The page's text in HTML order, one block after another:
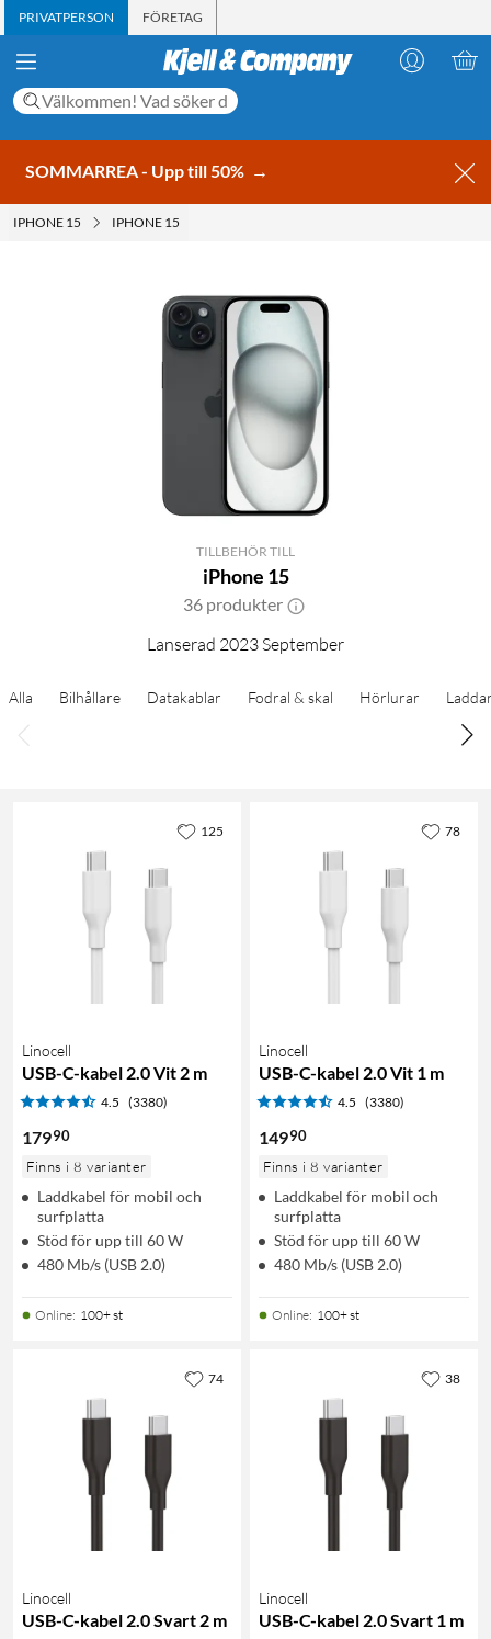
PRIVATPERSON FÖRETAG
SOMMARREA - Upp till 50% →
IPHONE 15 IPHONE 15
TILLBEHÖR TILL
iPhone 15
36 produkter
Lanserad 2023 September
Alla Bilhållare Datakablar Fodral & skal Hörlurar
Linocell
USB-C-kabel 2.0 Vit 2 m
4.5 (3380)
17990
Finns i 8 varianter
Laddkabel för mobil och
surfplatta
Stöd för upp till 60 W
480 Mb/s (USB 2.0)
Online: 100+ st
125
Linocell
USB-C-kabel 2.0 Vit 1 m
4.5 (3380)
14990
Finns i 8 varianter
Laddkabel för mobil och
surfplatta
Stöd för upp till 60 W
480 Mb/s (USB 2.0)
Online: 100+ st
78
Linocell
USB-C-kabel 2.0 Svart 2 m
74
Linocell
USB-C-kabel 2.0 Svart 1 m
38